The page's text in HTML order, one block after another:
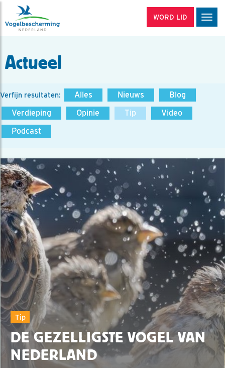
WORD LID
Actueel
Verfijn resultaten: Alles Nieuws
Blog
Verdieping
Opinie Tip
Video
Podcast
Tip
DE GEZELLIGSTE VOGEL VAN
NEDERLAND